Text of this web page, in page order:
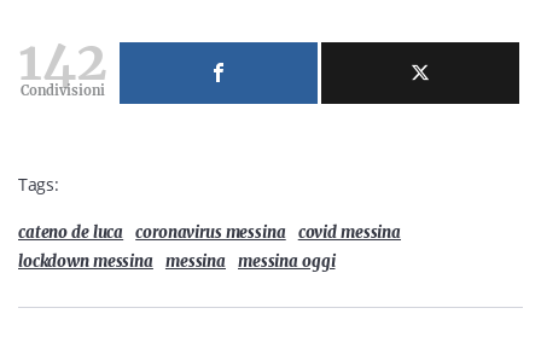
142
Condivisioni
Tags:
cateno de luca coronavirus messina
covid messina
lockdown messina messina messina oggi